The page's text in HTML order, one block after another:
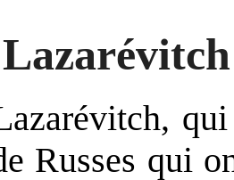
,
Russes qui